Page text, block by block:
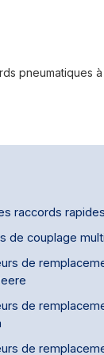
pneumatiques
raccords rapides
de couplage
de
de
de